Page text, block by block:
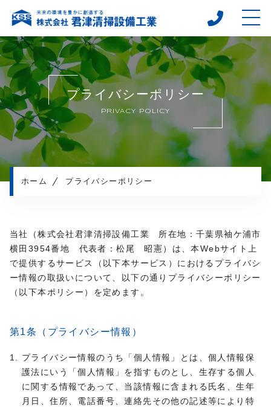
ホーム
当社について
キャンペーン
施工メニュー
施工実績
施工の流れ
コンテンツ
採用情報
プライバシーポリシー
プライバシーポリシー
PRIVACY POLICY
ホーム プライバシーポリシー
当社（株式会社君津清掃設備工業 所在地：千葉県袖ケ浦市
横田3954番地 代表者：松尾 昭憲）は、本Webサイト上
で提供するサービス（以下本サービス）におけるプライバシ
ー情報の取扱いについて、以下の通りプライバシーポリシー
（以下本ポリシー）を定めます。
第1条（プライバシー情報）
プライバシー情報のうち「個人情報」とは、個人情報保
護法にいう「個人情報」を指すものとし、生存する個人
に関する情報であって、当該情報に含まれる氏名、生年
月日、住所、電話番号、連絡先その他の記述等により特